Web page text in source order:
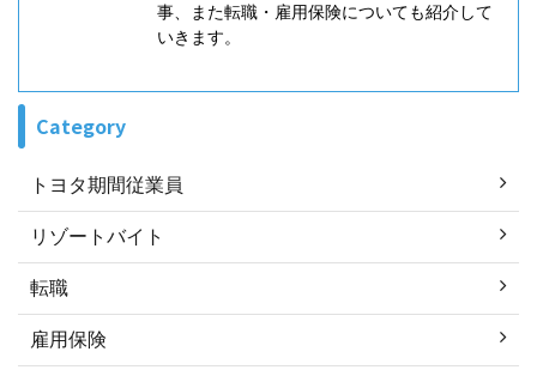
事、また転職・雇用保険についても紹介して
いきます。
Category
トヨタ期間従業員
リゾートバイト
転職
雇用保険